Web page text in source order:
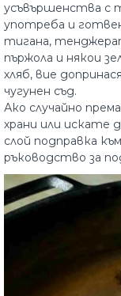
усъвършенства с
употреба и
тигана,
пържола и някои
хляб, вие
чугунен съд.
Ако случайно
храни или искате
слой подправка
ръководство за